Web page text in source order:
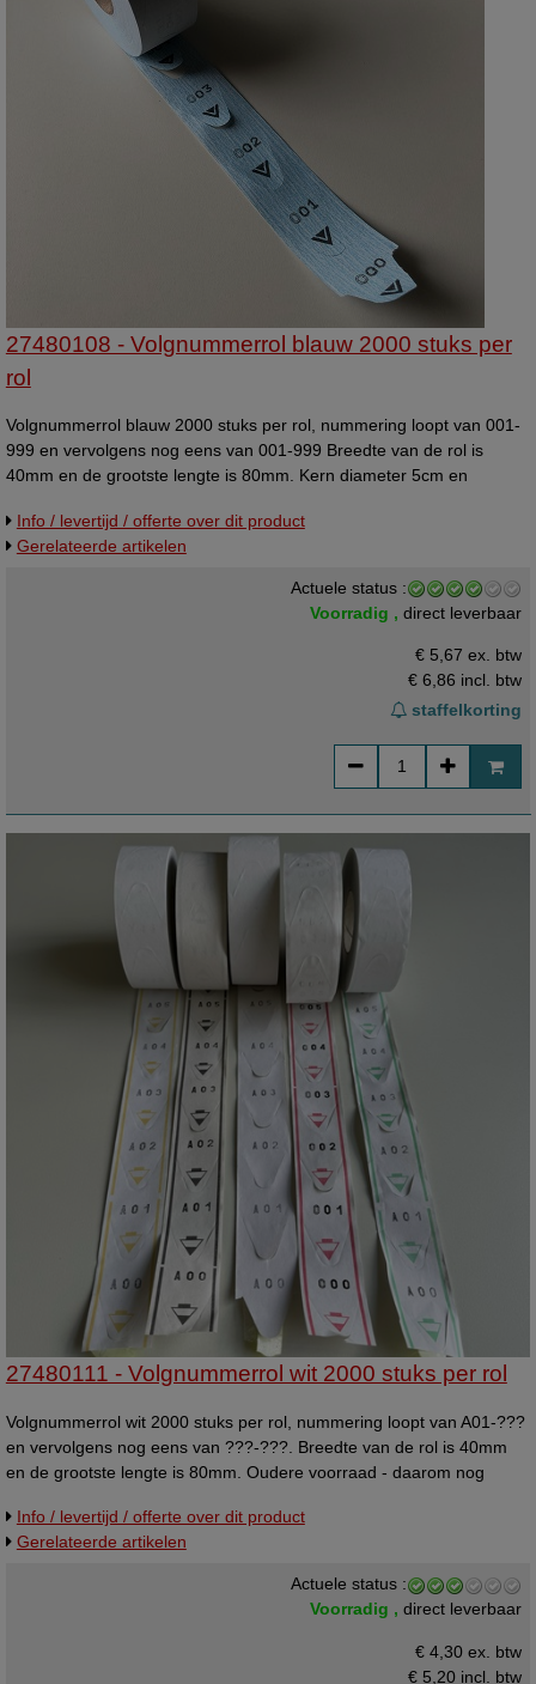
27480108 - Volgnummerrol blauw 2000 stuks per
rol
Volgnummerrol blauw 2000 stuks per rol, nummering loopt van 001-
999 en vervolgens nog eens van 001-999 Breedte van de rol is
40mm en de grootste lengte is 80mm. Kern diameter 5cm en
001-999 - Aantal per rol: 2.000 - Rol breedte: 40mm - Ticket
afmeting: 4x8cm - Diameter kern: 5cm - Rol diameter: 11cm - Prijs
per: 1 rol - Verpakt per: 5 / 10 / 20 / 40 rol - Fabricaat: neutraal artikel
Info / levertijd / offerte over dit product
Gerelateerde artikelen
Actuele status :
Voorradig ,direct leverbaar
€ 5,67 ex. btw
€ 6,86 incl. btw
staffelkorting
27480111 - Volgnummerrol wit 2000 stuks per rol
Volgnummerrol wit 2000 stuks per rol, nummering loopt van A01-???
en vervolgens nog eens van ???-???. Breedte van de rol is 40mm
en de grootste lengte is 80mm. Oudere voorraad - daarom nog
de voorraad strekt.
Info / levertijd / offerte over dit product
Gerelateerde artikelen
Actuele status :
Voorradig ,direct leverbaar
€ 4,30 ex. btw
€ 5,20 incl. btw